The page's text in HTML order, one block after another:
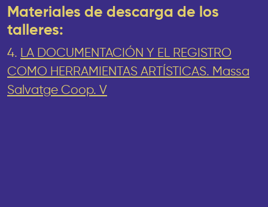
Materiales de descarga de los
talleres:
4. LA DOCUMENTACIÓN Y EL REGISTRO
COMO HERRAMIENTAS ARTÍSTICAS. Massa
Salvatge Coop. V